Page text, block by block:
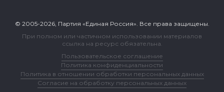
© 2005-2026, Партия «Единая Россия». Все права защищены.
При полном или частичном использовании материалов
ссылка на ресурс обязательна.
Пользовательское соглашение
Политика конфиденциальности
Политика в отношении обработки персональных данных
Согласие на обработку персональных данных